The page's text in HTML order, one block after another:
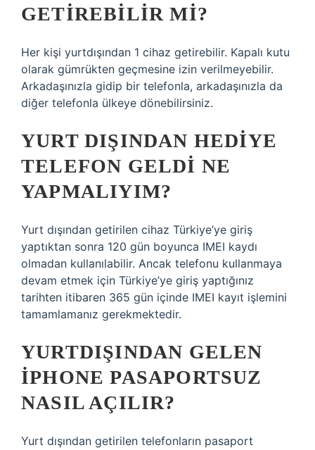
GETIREBILIR MI?
Her kişi yurtdışından 1 cihaz getirebilir. Kapalı kutu
olarak gümrükten geçmesine izin verilmeyebilir.
Arkadaşınızla gidip bir telefonla, arkadaşınızla da
diğer telefonla ülkeye dönebilirsiniz.
YURT DIŞINDAN HEDIYE
TELEFON GELDI NE
YAPMALIYIM?
Yurt dışından getirilen cihaz Türkiye’ye giriş
yaptıktan sonra 120 gün boyunca IMEI kaydı
olmadan kullanılabilir. Ancak telefonu kullanmaya
devam etmek için Türkiye’ye giriş yaptığınız
tarihten itibaren 365 gün içinde IMEI kayıt işlemini
tamamlamanız gerekmektedir.
YURTDIŞINDAN GELEN
IPHONE PASAPORTSUZ
NASIL AÇILIR?
Yurt dışından getirilen telefonların pasaport